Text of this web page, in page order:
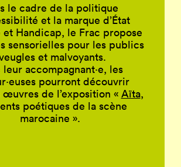
le cadre de la politique
et la marque d’État
et Handicap, le Frac propose
sensorielles pour les publics
et malvoyants.
leur accompagnant·e, les
pourront découvrir
de l’exposition « Aïta,
poétiques de la scène
marocaine ».